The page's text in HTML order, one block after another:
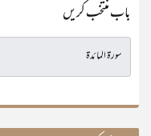
باب منتخب کریں